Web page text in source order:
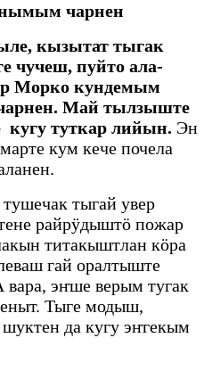
чарнен
кызытат тыгак
чучеш, пуйто ала-
Морко кундемым
Май тылзыште
туткар лийын. Эн
кум кече почела
тыгай увер
райрӱдыштӧ пожар
титакыштлан кӧра
гай оралтыште
эҥше верым тугак
Тыге модыш,
да кугу эҥгекым